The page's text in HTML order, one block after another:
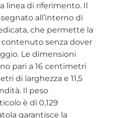
linea di riferimento. Il
all’interno di
che permette la
senza dover
Le dimensioni
pari a 16 centimetri
di larghezza e 11,5
Il peso
è di 0,129
garantisce la